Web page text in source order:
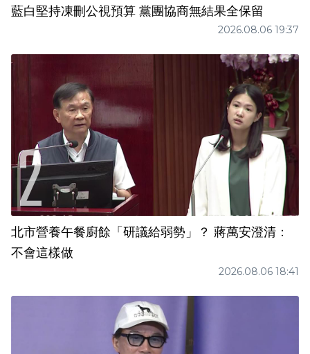
藍白堅持凍刪公視預算 黨團協商無結果全保留
2026.08.06 19:37
北市營養午餐廚餘「研議給弱勢」？ 蔣萬安澄清：
不會這樣做
2026.08.06 18:41